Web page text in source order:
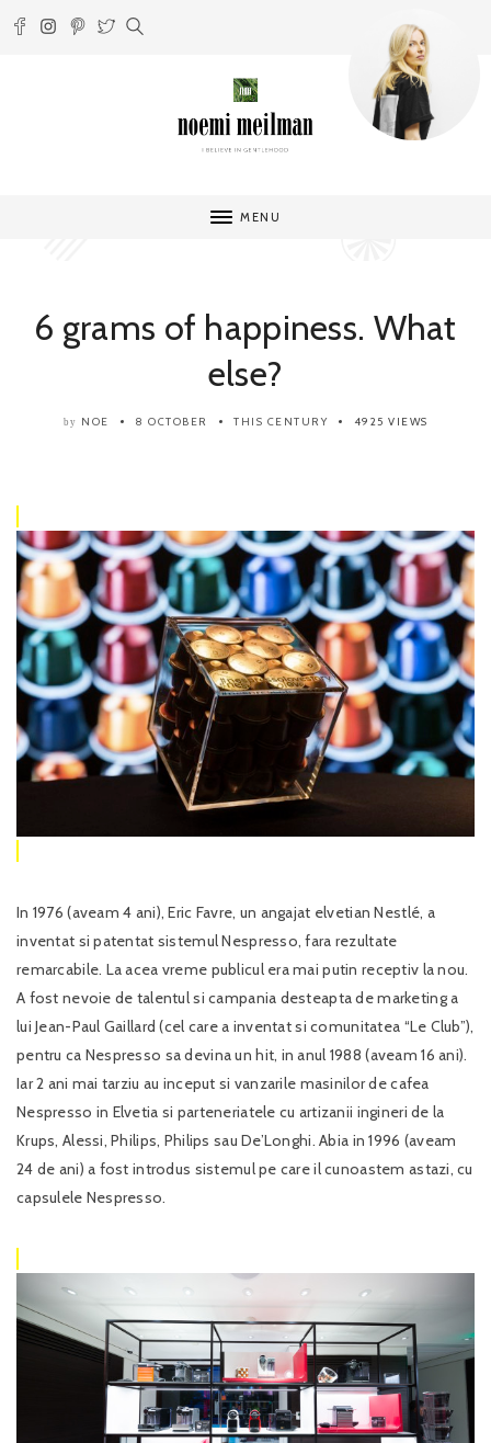
MENU
6 grams of happiness. What
else?
by NOE 8 OCTOBER THIS CENTURY 4925 VIEWS
In 1976 (aveam 4 ani), Eric Favre, un angajat elvetian Nestlé, a
inventat si patentat sistemul Nespresso, fara rezultate
remarcabile. La acea vreme publicul era mai putin receptiv la nou.
A fost nevoie de talentul si campania desteapta de marketing a
lui Jean-Paul Gaillard (cel care a inventat si comunitatea “Le Club”),
pentru ca Nespresso sa devina un hit, in anul 1988 (aveam 16 ani).
Iar 2 ani mai tarziu au inceput si vanzarile masinilor de cafea
Nespresso in Elvetia si parteneriatele cu artizanii ingineri de la
Krups, Alessi, Philips, Philips sau De’Longhi. Abia in 1996 (aveam
24 de ani) a fost introdus sistemul pe care il cunoastem astazi, cu
capsulele Nespresso.